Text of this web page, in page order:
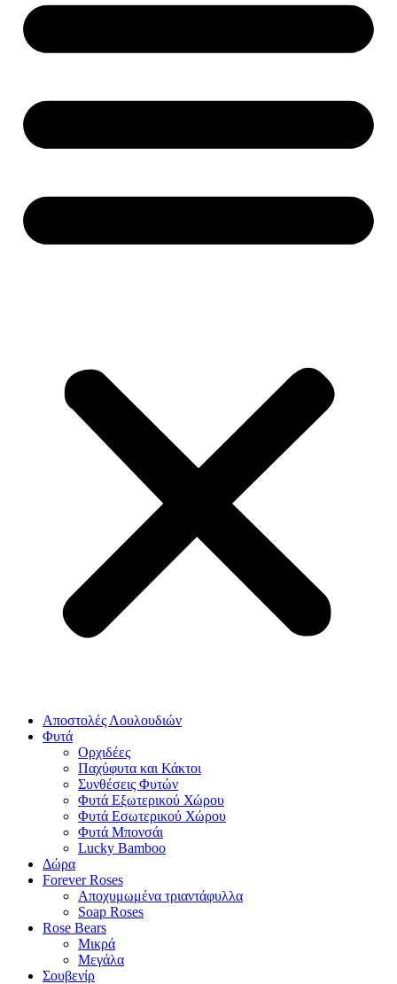
Αποστολές Λουλουδιών
Φυτά
Ορχιδέες
Παχύφυτα και Κάκτοι
Συνθέσεις Φυτών
Φυτά Εξωτερικού Χώρου
Φυτά Εσωτερικού Χώρου
Φυτά Μπονσάι
Lucky Bamboo
Δώρα
Forever Roses
Αποχυμωμένα τριαντάφυλλα
Soap Roses
Rose Βears
Μικρά
Μεγάλα
Σουβενίρ